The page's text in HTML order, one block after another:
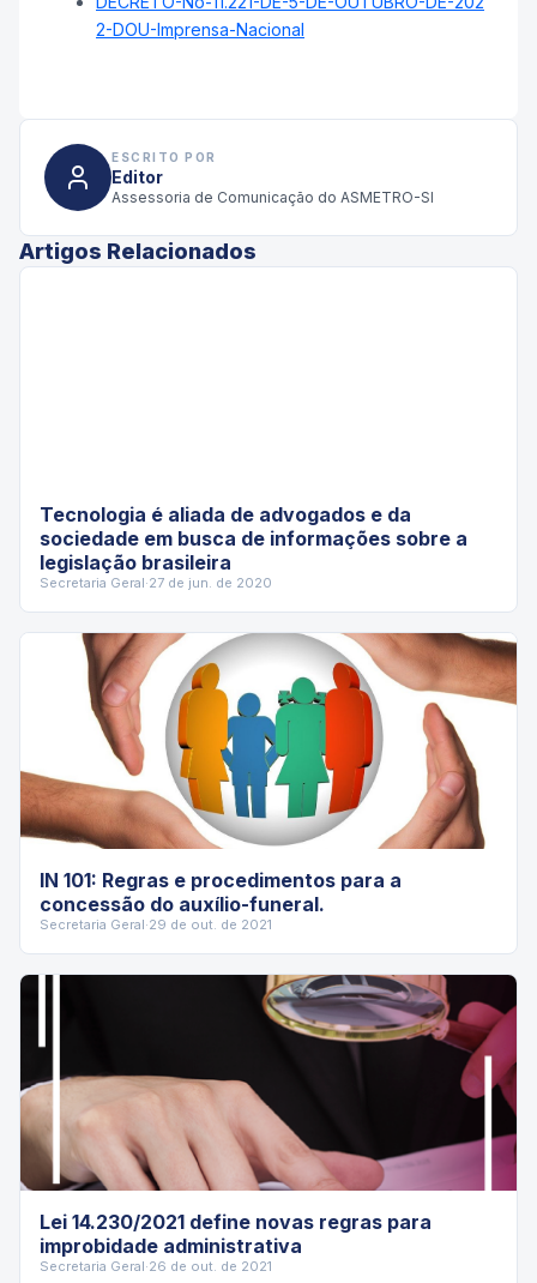
2-DOU-Imprensa-Nacional
ESCRITO POR
Editor
Assessoria de Comunicação do ASMETRO-SI
Artigos Relacionados
Tecnologia é aliada de advogados e da
sociedade em busca de informações sobre a
legislação brasileira
Secretaria Geral·27 de jun. de 2020
IN 101: Regras e procedimentos para a
concessão do auxílio-funeral.
Secretaria Geral·29 de out. de 2021
Lei 14.230/2021 define novas regras para
improbidade administrativa
Secretaria Geral·26 de out. de 2021